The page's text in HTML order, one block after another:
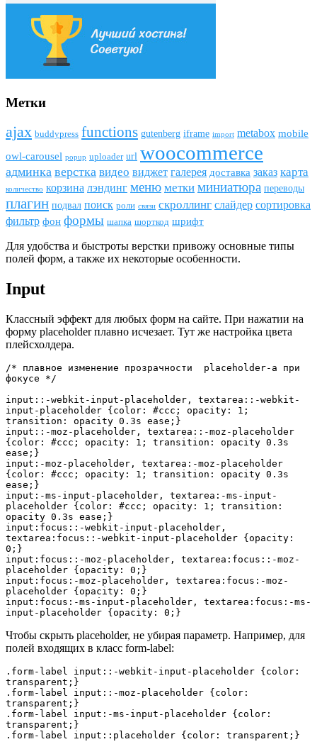
Метки
ajax buddypress funсtions gutenberg iframe import metabox mobile
owl-carousel popup uploader url woocommerce
админка верстка видео виджет галерея доставка заказ карта
количество корзина лэндинг меню метки миниатюра переводы
плагин подвал поиск роли связи скроллинг слайдер сортировка
фильтр фон формы шапка шорткод шрифт
Для удобства и быстроты верстки привожу основные типы
полей форм, а также их некоторые особенности.
Input
Классный эффект для любых форм на сайте. При нажатии на
форму placeholder плавно исчезает. Тут же настройка цвета
плейсхолдера.
/* плавное изменение прозрачности  placeholder-а при
фокусе */
input::-webkit-input-placeholder, textarea::-webkit-
input-placeholder {color: #ccc; opacity: 1;
transition: opacity 0.3s ease;}
input::-moz-placeholder, textarea::-moz-placeholder
{color: #ccc; opacity: 1; transition: opacity 0.3s
ease;}
input:-moz-placeholder, textarea:-moz-placeholder
{color: #ccc; opacity: 1; transition: opacity 0.3s
ease;}
input:-ms-input-placeholder, textarea:-ms-input-
placeholder {color: #ccc; opacity: 1; transition:
opacity 0.3s ease;}
input:focus::-webkit-input-placeholder,
textarea:focus::-webkit-input-placeholder {opacity:
0;}
input:focus::-moz-placeholder, textarea:focus::-moz-
placeholder {opacity: 0;}
input:focus:-moz-placeholder, textarea:focus:-moz-
placeholder {opacity: 0;}
input:focus:-ms-input-placeholder, textarea:focus:-ms-
input-placeholder {opacity: 0;}
Чтобы скрыть placeholder, не убирая параметр. Например, для
полей входящих в класс form-label:
.form-label input::-webkit-input-placeholder {color:
transparent;}
.form-label input::-moz-placeholder {color:
transparent;}
.form-label input:-ms-input-placeholder {color:
transparent;}
.form-label input::placeholder {color: transparent;}